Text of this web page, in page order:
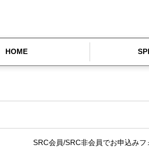
HOME
SRC会員/SRC非会員でお申込み